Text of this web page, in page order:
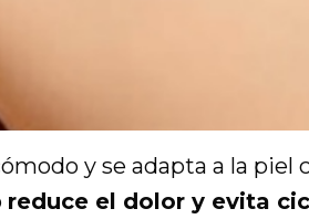
y se adapta a la
reduce el dolor y evita